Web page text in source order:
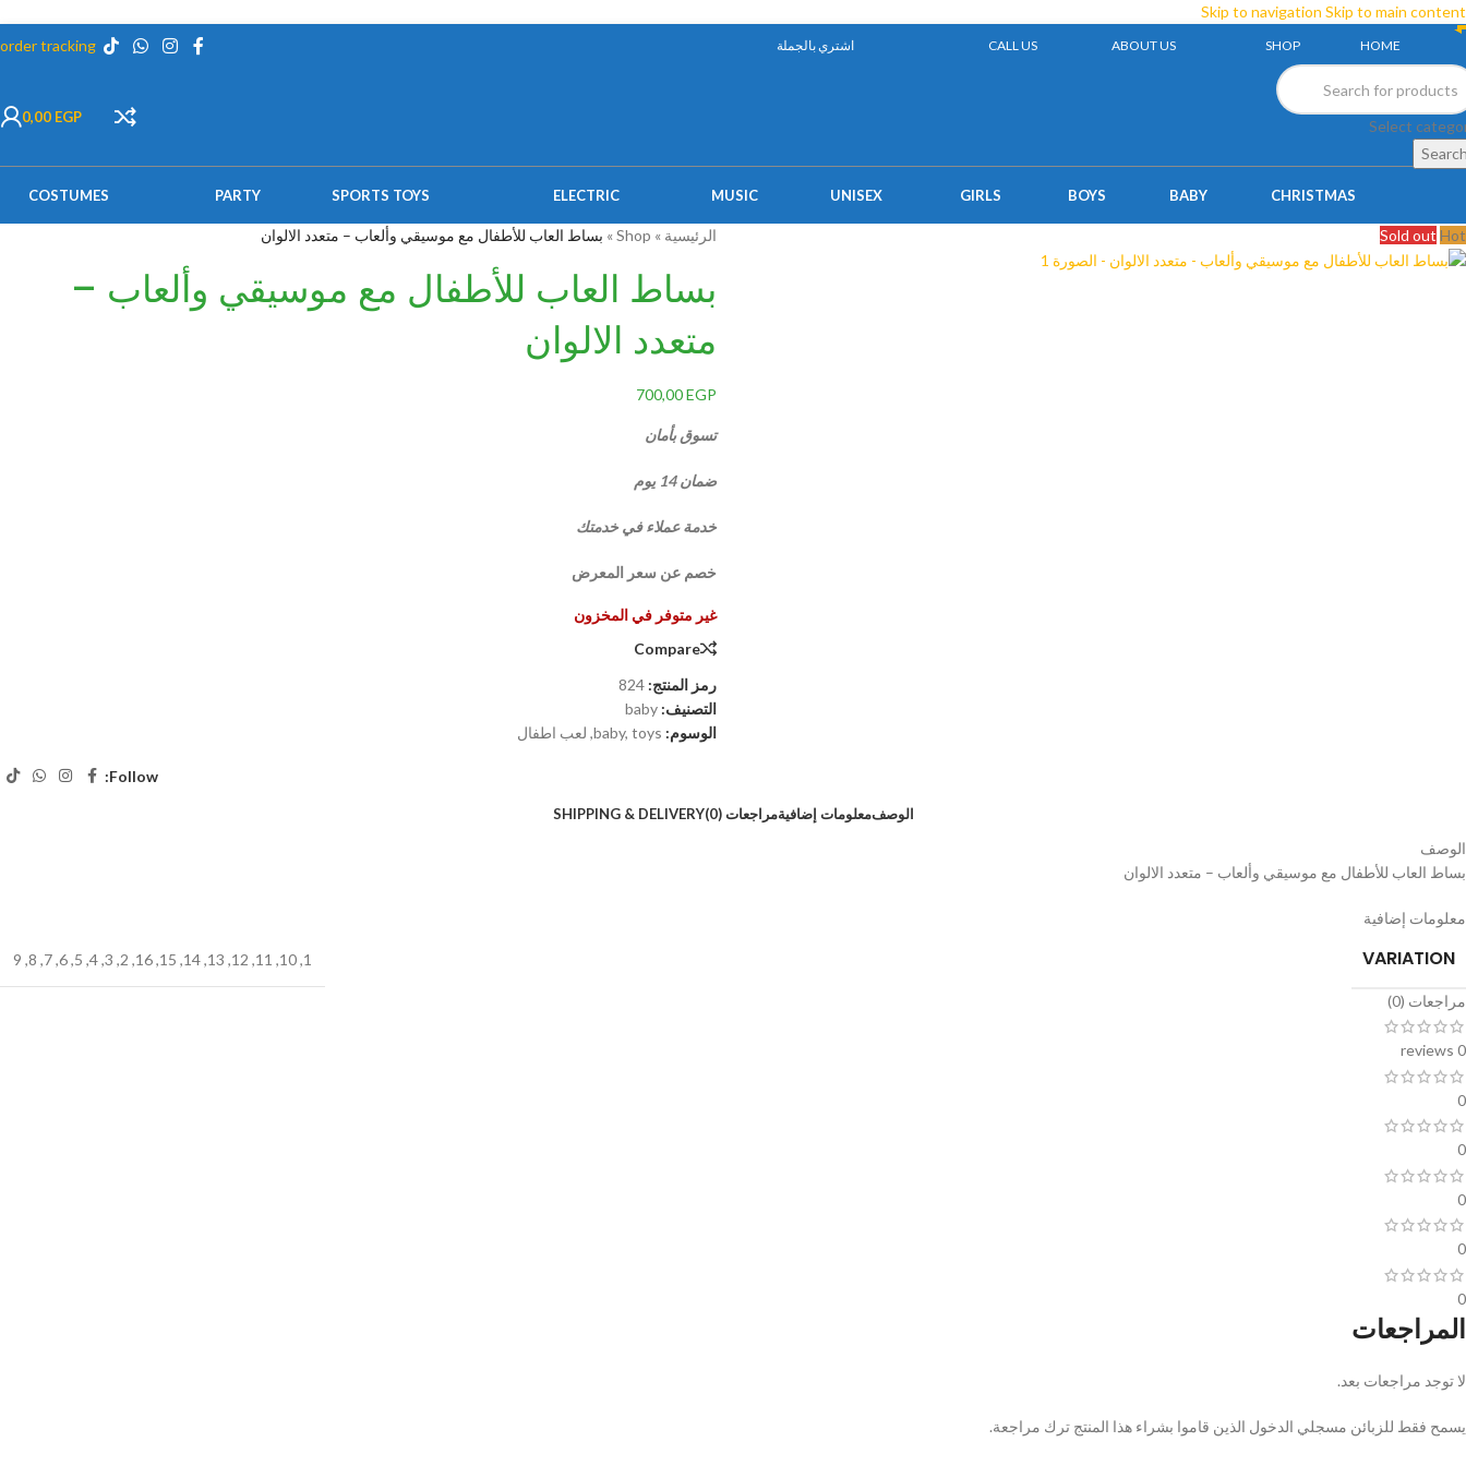
Skip to navigation Skip to main content
HOME
SHOP
ABOUT US
CALL US اشتري بالجملة order tracking
Select
0,00 EGP
CHRISTMAS
BABY
BOYS
GIRLS
UNISEX
MUSIC
ELECTRIC
SPORTS TOYS
PARTY
COSTUMES
Sold out Hot الرئيسية »
Shop
» بساط العاب للأطفال مع موسيقي وألعاب – متعدد الالوان
بساط العاب للأطفال مع موسيقي وألعاب –
متعدد الالوان
700,00EGP
تسوق بأمان
ضمان 14 يوم
خدمة عملاء في خدمتك
خصم عن سعر المعرض
غير متوفر في المخزون
Compare
رمز المنتج: 824
التصنيف: baby
الوسوم:
baby, toys
, لعب اطفال
Follow:
الوصفمعلومات إضافيةمراجعات (0) SHIPPING & DELIVERY
الوصف
بساط العاب للأطفال مع موسيقي وألعاب – متعدد الالوان
معلومات إضافية
VARIATION
1
,
10
,
11
,
12
,
13
,
14
,
15
,
16
,
2
,
3
,
4
,
5
,
6
,
7
,
8
,
9
مراجعات (0)
0 reviews
0
0
0
0
0
المراجعات
لا توجد مراجعات بعد.
يسمح فقط للزبائن مسجلي الدخول الذين قاموا بشراء هذا المنتج ترك مراجعة.